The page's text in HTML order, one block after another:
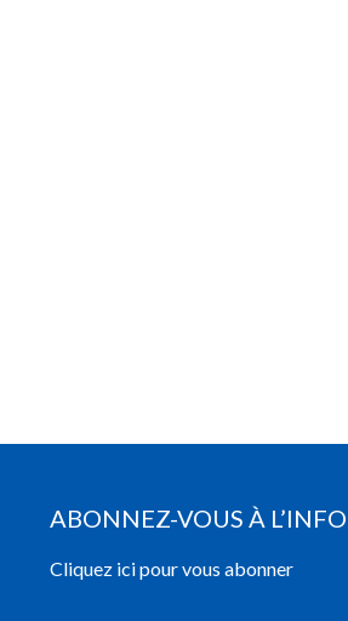
ABONNEZ-VOUS À
Cliquez ici pour vous abonner